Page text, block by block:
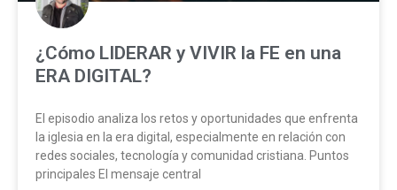
¿Cómo LIDERAR y VIVIR la FE en una
ERA DIGITAL?
El episodio analiza los retos y oportunidades que enfrenta
la iglesia en la era digital, especialmente en relación con
redes sociales, tecnología y comunidad cristiana. Puntos
principales El mensaje central